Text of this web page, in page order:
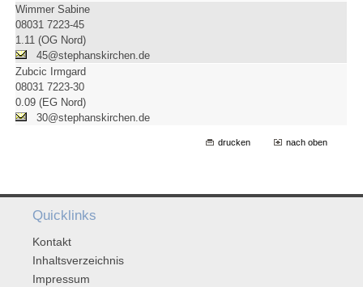
Wimmer Sabine
08031 7223-45
1.11 (OG Nord)
45@stephanskirchen.de
Zubcic Irmgard
08031 7223-30
0.09 (EG Nord)
30@stephanskirchen.de
drucken nach oben
Quicklinks
Kontakt
Inhaltsverzeichnis
Impressum